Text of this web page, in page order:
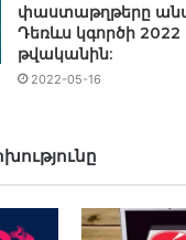
փաստաթղթերը
Դեռևս կգործի 2022
թվականին:
2022-05-16